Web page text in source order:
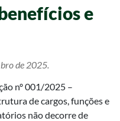
e
de 2025.
nº 001/2025 –
de cargos, funções e
não decorre de